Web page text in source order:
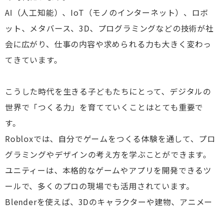
AI（人工知能）、IoT（モノのインターネット）、ロボ
ット、メタバース、3D、プログラミングなどの技術が社
会に広がり、仕事の内容や求められる力も大きく変わっ
てきています。
こうした時代を生きる子どもたちにとって、デジタルの
世界で「つくる力」を育てていくことはとても重要で
す。
Robloxでは、自分でゲームをつくる体験を通して、プロ
グラミングやデザインの考え方を学ぶことができます。
ユニティーは、本格的なゲームやアプリを開発できるツ
ールで、多くのプロの現場でも活用されています。
Blenderを使えば、3Dのキャラクターや建物、アニメー